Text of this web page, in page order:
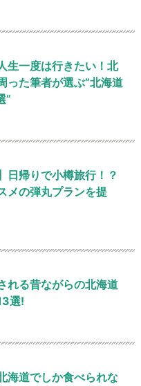
生一度は行きたい！北
った筆者が選ぶ”北海道
”
日帰りで小樽旅行！？
メの弾丸プランを提
れる昔ながらの北海道
選!
海道でしか食べられな